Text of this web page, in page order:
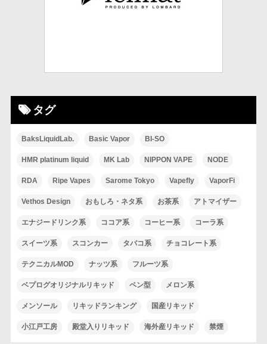
タグ
BaksLiquidLab. Basic Vapor BI-SO
HMR platinum liquid MK Lab NIPPON VAPE NODE
RDA Ripe Vapes Sarome Tokyo Vapefly VaporFi
Vethos Design おもしろ・ネタ系 お茶系 アトマイザー
エナジードリンク系 ココア系 コーヒー系 コーラ系
スイーツ系 スコンカー タバコ系 チョコレート系
テクニカルMOD ナッツ系 フルーツ系
ベプログオリジナルリキッド ペン型 メロン系
メンソール リキッドランキング 国産リキッド
小江戸工房 殿堂入りリキッド 海外産リキッド 禁煙